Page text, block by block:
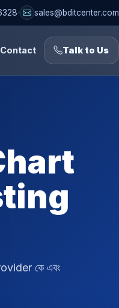
sales@bditcenter.com
Contact Talk to Us
কে এবং